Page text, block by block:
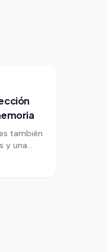
también
y una
de cada